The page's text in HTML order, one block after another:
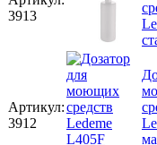
3913
Артикул:
3912